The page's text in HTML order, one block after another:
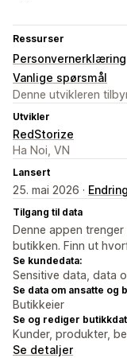
Ressurser
Personvernerklæring
Vanlige spørsmål
Denne utvikleren
Utvikler
RedStorize
Ha Noi, VN
Lansert
25. mai 2026 ·
Tilgang til data
Denne appen
butikken. Finn ut
Se kundedata:
Sensitive data, data
Se data om ansatte og
Butikkeier
Se og rediger
Kunder, produkter,
Se detaljer